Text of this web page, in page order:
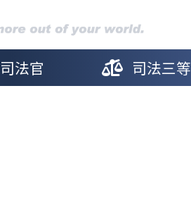
法官 司法三等